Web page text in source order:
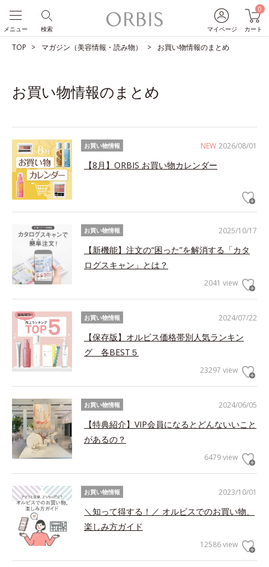
マイページ
0
カート
検索
メニュー
TOP マガジン（美容情報・読み物） お買い物情報のまとめ
お買い物情報のまとめ
NEW 2026/08/01
お買い物情報
【8月】ORBIS お買い物カレンダー
2025/10/17
お買い物情報
【新機能】注文の“困った”を解消する「カタ
ログスキャン」とは？
2041 view
2024/07/22
お買い物情報
【保存版】オルビス価格帯別人気ランキン
グ 各BEST５
23297 view
2024/06/05
お買い物情報
【特典紹介】VIP会員になるとどんないいこと
があるの？
6479 view
2023/10/01
お買い物情報
＼知って得する！／ オルビスでのお買い物、
楽しみ方ガイド
12586 view